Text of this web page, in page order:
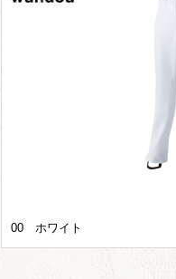
00 ホワイト